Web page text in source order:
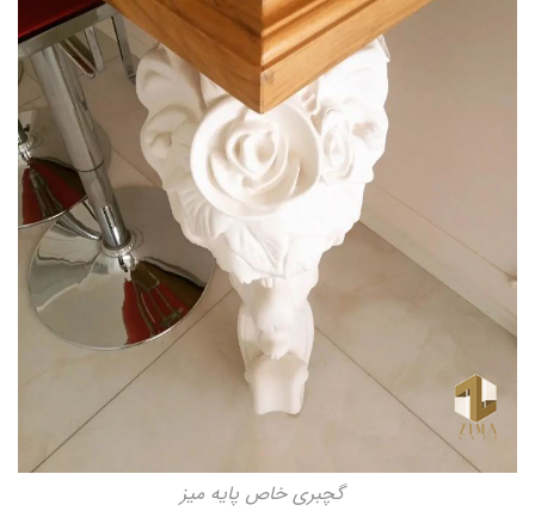
گچبری خاص پایه میز